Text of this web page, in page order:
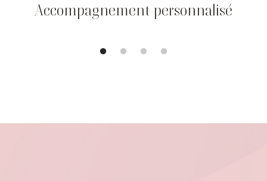
Accompagnement personnalisé